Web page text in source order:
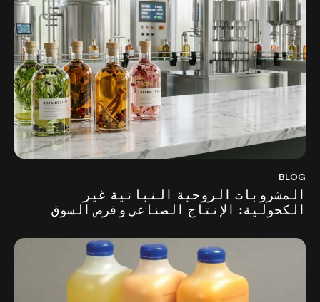
BLOG
المشروبات الروحية النباتية غير
الكحولية: الإنتاج الصناعي وفرص السوق